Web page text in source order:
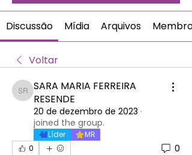
Discussão Mídia Arquivos Membros
Voltar
SARA MARIA FERREIRA RESENDE
SARA MARIA FERREIRA
RESENDE
20 de dezembro de 2023 ·
joined the group.
Líder
MR
0
0